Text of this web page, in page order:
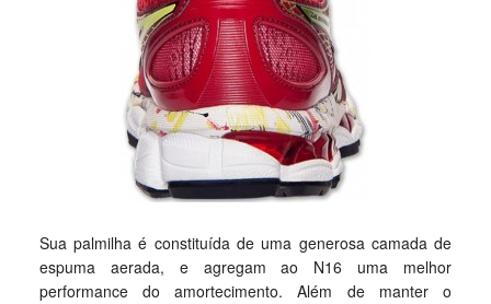
Sua palmilha é constituída de uma generosa camada de
espuma aerada, e agregam ao N16 uma melhor
performance do amortecimento. Além de manter o